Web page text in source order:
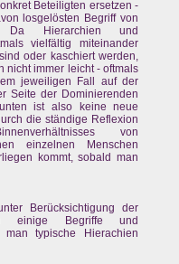
Beteiligten ersetzen -
losgelösten Begriff von
Da Hierarchien und
vielfältig miteinander
oder kaschiert werden,
nicht immer leicht - oftmals
jeweiligen Fall auf der
Seite der Dominierenden
ist also keine neue
die ständige Reflexion
von
einzelnen Menschen
kommt, sobald man
Berücksichtigung der
einige Begriffe und
typische Hierachien